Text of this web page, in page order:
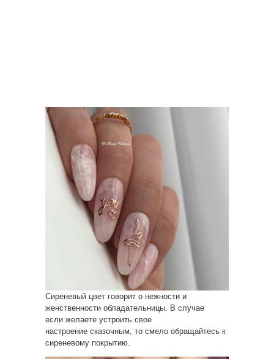
Сиреневый цвет говорит о нежности и
женственности обладательницы. В случае
если желаете устроить свое
настроение сказочным, то смело обращайтесь к
сиреневому покрытию.